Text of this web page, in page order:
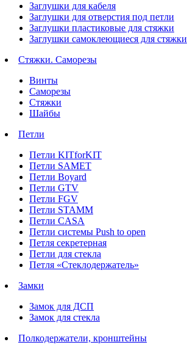
Заглушки для кабеля
Заглушки для отверстия под петли
Заглушки пластиковые для стяжки
Заглушки самоклеющиеся для стяжки
Стяжки. Саморезы
Винты
Саморезы
Стяжки
Шайбы
Петли
Петли KITforKIT
Петли SAMET
Петли Boyard
Петли GTV
Петли FGV
Петли STAMM
Петли CASA
Петли системы Push to open
Петля секретерная
Петли для стекла
Петля «Стеклодержатель»
Замки
Замок для ДСП
Замок для стекла
Полкодержатели, кронштейны